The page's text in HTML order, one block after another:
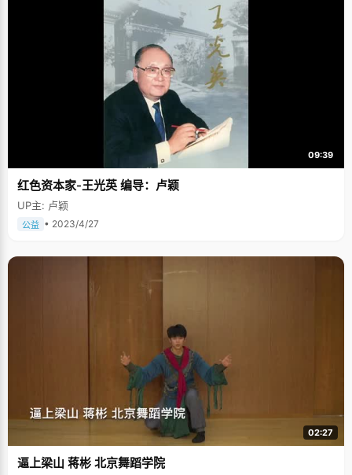
09:39
红色资本家-王光英 编导：卢颖
UP主: 卢颖
公益 • 2023/4/27
02:27
逼上梁山 蒋彬 北京舞蹈学院